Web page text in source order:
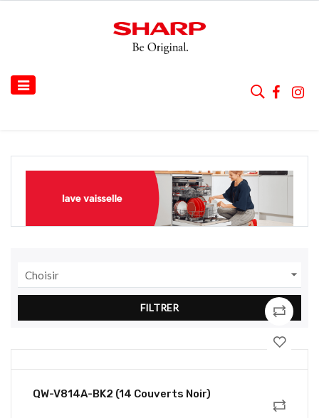
Basculer
la
☰
Choisir 
FILTRER
QW-V814A-BK2 (14 Couverts Noir)